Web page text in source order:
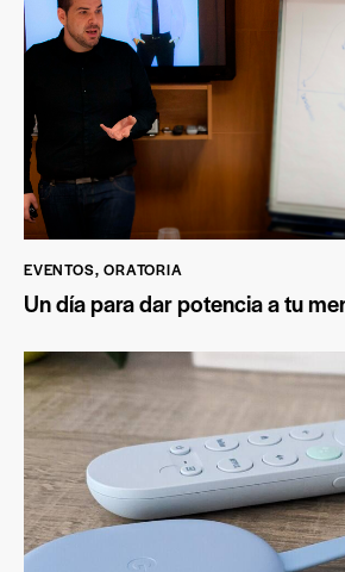
EVENTOS,ORATORIA
Un día para dar potencia a tu